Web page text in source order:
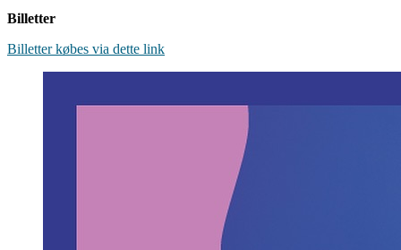
Billetter
Billetter købes via dette link